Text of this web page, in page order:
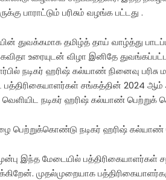
பாராட்டும் பரிசும் வழங்க பட்டது .
துவக்கமாக தமிழ்த் தாய் வாழ்த்து
உரையுடன் விழா இனிதே
நடிகர் ஹரிஷ் கல்யாண் நினைவு
பத்திரிகையாளர்கள் சங்கத்தின் 2024 ஆம்
நடிகர் ஹரிஷ் கல்யாண் பெற்றுக்
பெற்றுக்கொண்டு நடிகர் ஹரிஷ் கல்யாண்
இந்த மேடையில் பத்திரிகையாளர்கள்
முதல்முறையாக